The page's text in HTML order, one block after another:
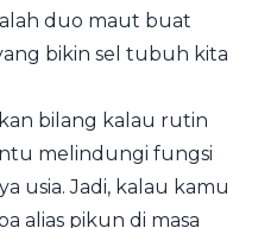
duo maut buat
bikin sel tubuh kita
bilang kalau rutin
melindungi fungsi
usia. Jadi, kalau kamu
alias pikun di masa